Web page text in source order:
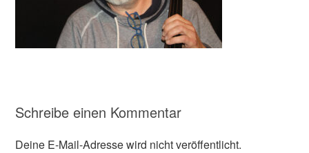
Schreibe einen Kommentar
Deine E-Mail-Adresse wird nicht veröffentlicht.